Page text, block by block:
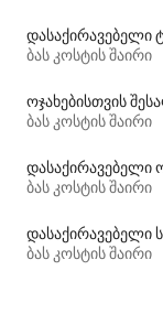
ბას კოსტის შაირი
ბას კოსტის შაირი
ბას კოსტის შაირი
ბას კოსტის შაირი